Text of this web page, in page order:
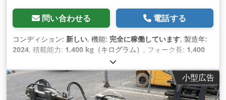
問い合わせる 電話する
コンディション: 新しい, 機能: 完全に稼働しています, 製造年:
2024, 積載能力: 1,400 kg（キログラム） , フォーク長: 1,400
小型広告